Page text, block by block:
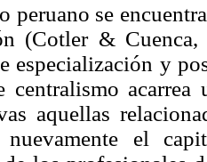
peruano se
(Cotler & Cuenca,
especialización y
centralismo
aquellas
nuevamente el